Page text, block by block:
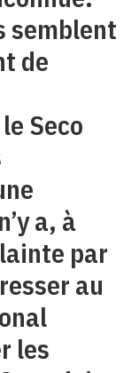
semblent
de
Seco
a, à
par
au
les